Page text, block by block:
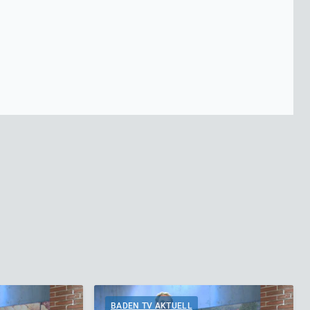
BADEN TV AKTUELL